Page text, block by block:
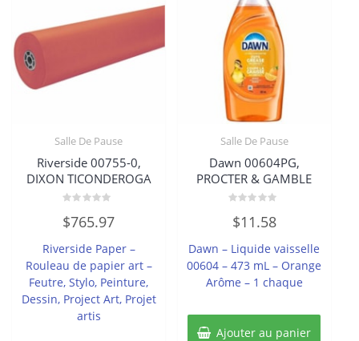
Salle De Pause
Riverside 00755-0,
DIXON TICONDEROGA
0
sur
$765.97
Riverside Paper –
Rouleau de papier art –
Feutre, Stylo, Peinture,
Dessin, Project Art, Projet
artis
Salle De Pause
Dawn 00604PG,
PROCTER & GAMBLE
0
sur
$11.58
Dawn – Liquide vaisselle
00604 – 473 mL – Orange
Arôme – 1 chaque
Ajouter au panier